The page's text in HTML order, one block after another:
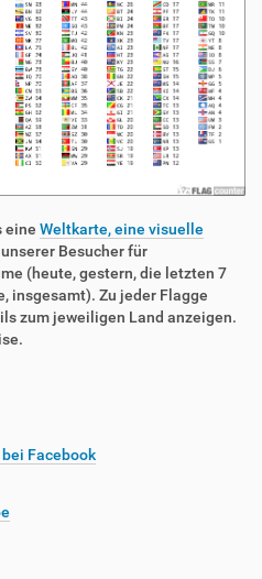
eine Weltkarte, eine visuelle
unserer Besucher für
(heute, gestern, die letzten 7
insgesamt). Zu jeder Flagge
zum jeweiligen Land anzeigen.
Facebook